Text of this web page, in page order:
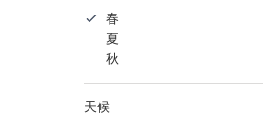
春
夏
秋
天候